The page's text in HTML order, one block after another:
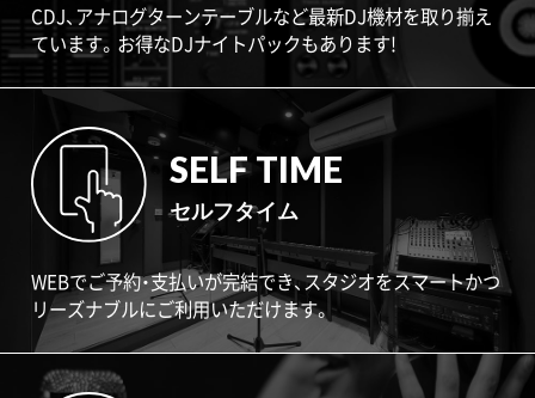
CDJ、アナログターンテーブルなど最新DJ機材を取り揃え
ています。お得なDJナイトパックもあります!
SELF TIME
セルフタイム
WEBでご予約・支払いが完結でき、スタジオをスマートかつ
リーズナブルにご利用いただけます。